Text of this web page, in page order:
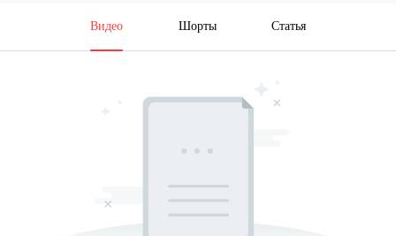
Видео Шорты Статья